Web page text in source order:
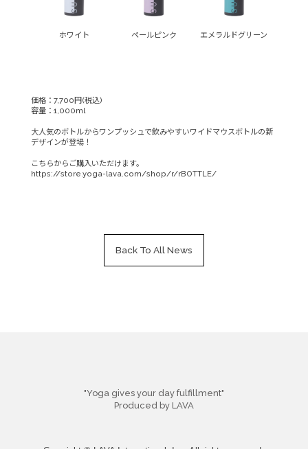
ホワイト ペールピンク エメラルドグリーン
価格：7,700円(税込)
容量：1,000ml
大人気のボトルからワンプッシュで飲みやすいワイドマウスボトルの新
デザインが登場！
こちらからご購入いただけます。
https://store.yoga-lava.com/shop/r/rBOTTLE/
Back To All News
"Yoga gives your day fulfillment"
Produced by LAVA